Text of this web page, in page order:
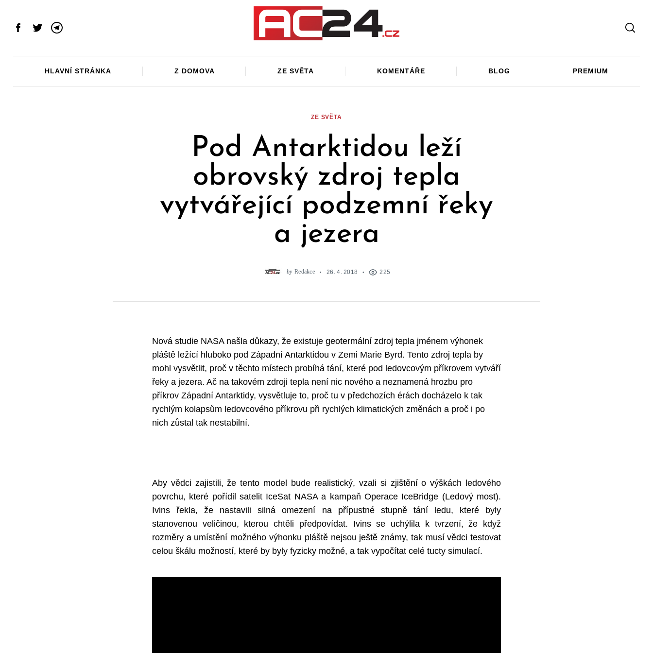
contentFacebook
TwitterTelegram
HLAVNÍ STRÁNKA Z DOMOVA ZE SVĚTA KOMENTÁŘE BLOG PREMIUM
ZE SVĚTA
Pod Antarktidou leží
obrovský zdroj tepla
vytvářející podzemní řeky
a jezera
by Redakce 26. 4. 2018 225
Nová studie NASA našla důkazy, že existuje geotermální zdroj tepla jménem výhonek
pláště ležící hluboko pod Západní Antarktidou v Zemi Marie Byrd. Tento zdroj tepla by
mohl vysvětlit, proč v těchto místech probíhá tání, které pod ledovcovým příkrovem vytváří
řeky a jezera. Ač na takovém zdroji tepla není nic nového a neznamená hrozbu pro
příkrov Západní Antarktidy, vysvětluje to, proč tu v předchozích érách docházelo k tak
rychlým kolapsům ledovcového příkrovu při rychlých klimatických změnách a proč i po
nich zůstal tak nestabilní.
Aby vědci zajistili, že tento model bude realistický, vzali si zjištění o výškách ledového
povrchu, které pořídil satelit IceSat NASA a kampaň Operace IceBridge (Ledový most).
Ivins řekla, že nastavili silná omezení na přípustné stupně tání ledu, které byly
stanovenou veličinou, kterou chtěli předpovídat. Ivins se uchýlila k tvrzení, že když
rozměry a umístění možného výhonku pláště nejsou ještě známy, tak musí vědci testovat
celou škálu možností, které by byly fyzicky možné, a tak vypočítat celé tucty simulací.